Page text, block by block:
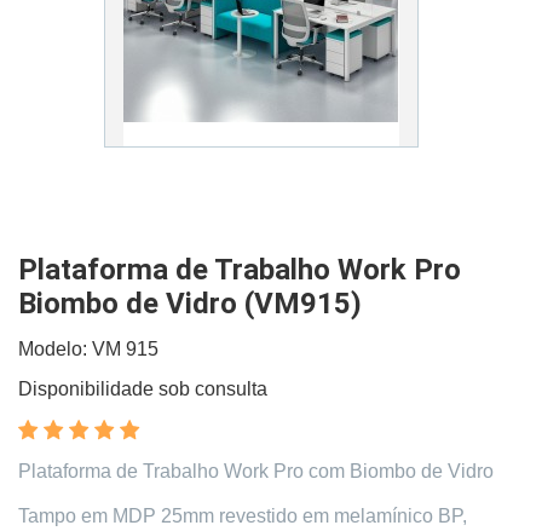
Plataforma de Trabalho Work Pro
Biombo de Vidro (VM915)
Modelo: VM 915
Disponibilidade sob consulta
Plataforma de Trabalho Work Pro com Biombo de Vidro
Tampo em MDP 25mm revestido em melamínico BP,